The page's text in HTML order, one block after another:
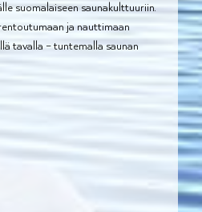
suomalaiseen saunakulttuuriin.
ja nauttimaan
tavalla – tuntemalla saunan